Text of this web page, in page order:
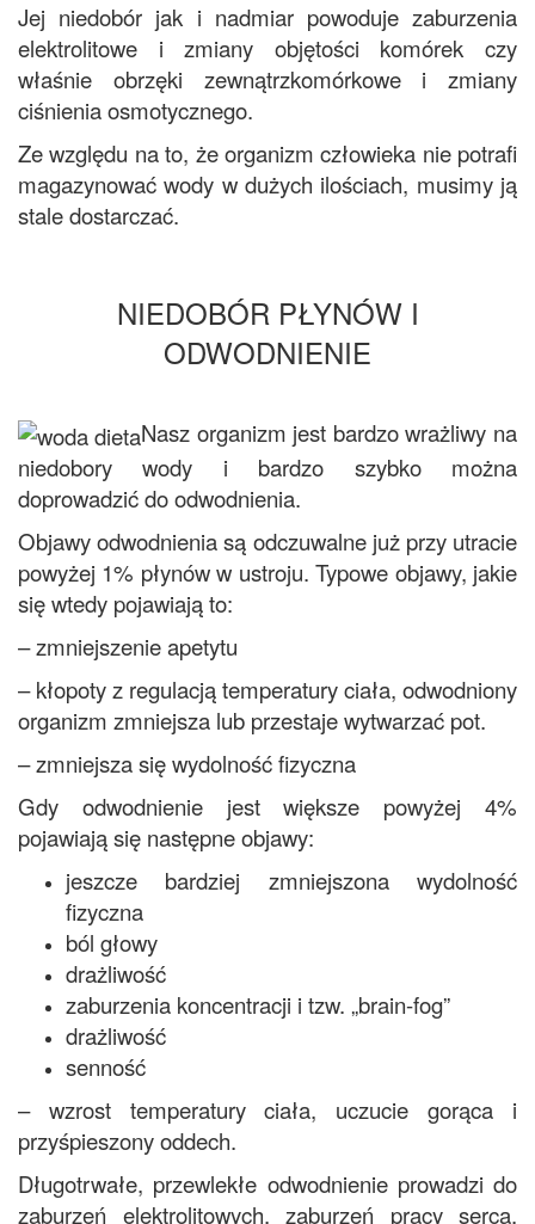
Jej niedobór jak i nadmiar powoduje zaburzenia
elektrolitowe i zmiany objętości komórek czy
właśnie obrzęki zewnątrzkomórkowe i zmiany
ciśnienia osmotycznego.
Ze względu na to, że organizm człowieka nie potrafi
magazynować wody w dużych ilościach, musimy ją
stale dostarczać.
NIEDOBÓR PŁYNÓW I
ODWODNIENIE
Nasz organizm jest bardzo wrażliwy na
niedobory wody i bardzo szybko można
doprowadzić do odwodnienia.
Objawy odwodnienia są odczuwalne już przy utracie
powyżej 1% płynów w ustroju. Typowe objawy, jakie
się wtedy pojawiają to:
– zmniejszenie apetytu
– kłopoty z regulacją temperatury ciała, odwodniony
organizm zmniejsza lub przestaje wytwarzać pot.
– zmniejsza się wydolność fizyczna
Gdy odwodnienie jest większe powyżej 4%
pojawiają się następne objawy:
jeszcze bardziej zmniejszona wydolność
fizyczna
ból głowy
drażliwość
zaburzenia koncentracji i tzw. „brain-fog”
drażliwość
senność
– wzrost temperatury ciała, uczucie gorąca i
przyśpieszony oddech.
Długotrwałe, przewlekłe odwodnienie prowadzi do
zaburzeń elektrolitowych, zaburzeń pracy serca,